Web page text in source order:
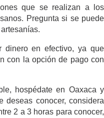
que se realizan a los
Pregunta si se puede
dinero en efectivo, ya que
con la opción de pago con
hospédate en Oaxaca y
deseas conocer, considera
2 a 3 horas para conocer,